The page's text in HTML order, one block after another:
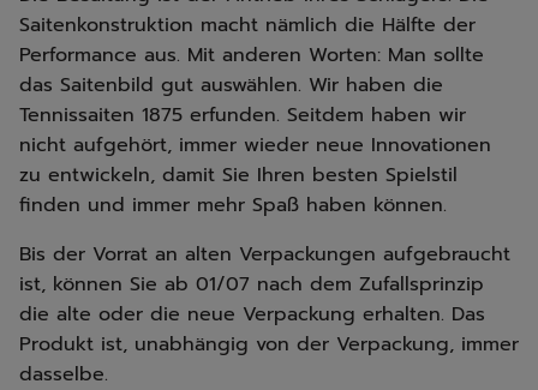
Saitenkonstruktion macht nämlich die Hälfte der
Performance aus. Mit anderen Worten: Man sollte
das Saitenbild gut auswählen. Wir haben die
Tennissaiten 1875 erfunden. Seitdem haben wir
nicht aufgehört, immer wieder neue Innovationen
zu entwickeln, damit Sie Ihren besten Spielstil
finden und immer mehr Spaß haben können.
Bis der Vorrat an alten Verpackungen aufgebraucht
ist, können Sie ab 01/07 nach dem Zufallsprinzip
die alte oder die neue Verpackung erhalten. Das
Produkt ist, unabhängig von der Verpackung, immer
dasselbe.